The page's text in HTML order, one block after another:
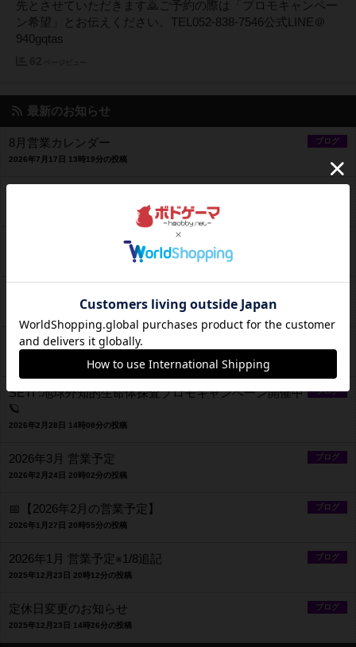
先とさせていただきます🙇ご予約の際は「プロモキャンペー
ン希望」とお伝えください。TEL052-838-7546公式LINE＠
940gqtas
最新のお知らせ
ブログ
8月営業カレンダー
2026年7月17日 13時19分の投稿
2026年6月の営業予定
2026年4月30日 14時01分の投稿
2026年4月〜GW 営業予定
2026年3月26日 13時57分の投稿
ブログ
SETI :地球外知的生命体探査プロモキャンペーン開催中
🪐
2026年2月28日 14時08分の投稿
ブログ
2026年3月 営業予定
2026年2月24日 20時02分の投稿
ブログ
📅【2026年2月の営業予定】
2026年1月27日 20時55分の投稿
ブログ
2026年1月 営業予定※1/8追記
2025年12月23日 20時12分の投稿
ブログ
定休日変更のお知らせ
2025年12月23日 14時26分の投稿